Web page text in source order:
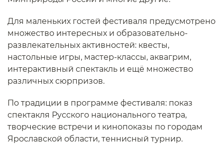
Для маленьких гостей фестиваля предусмотрено
множество интересных и образовательно-
развлекательных активностей: квесты,
настольные игры, мастер-классы, аквагрим,
интерактивный спектакль и ещё множество
различных сюрпризов.
По традиции в программе фестиваля: показ
спектакля Русского национального театра,
творческие встречи и кинопоказы по городам
Ярославской области, теннисный турнир.